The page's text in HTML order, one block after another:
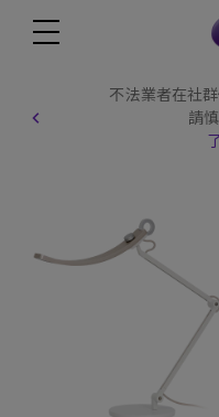
不法業者在社
請